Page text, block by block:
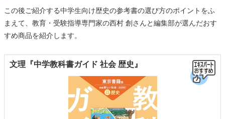
この後ご紹介する中学生向け歴史の参考書の選び方のポイントをふ
まえて、教育・受験指導専門家の西村 創さんと編集部が選んだおす
すめ商品を紹介します。
文理『中学教科書ガイド 社会 歴史』